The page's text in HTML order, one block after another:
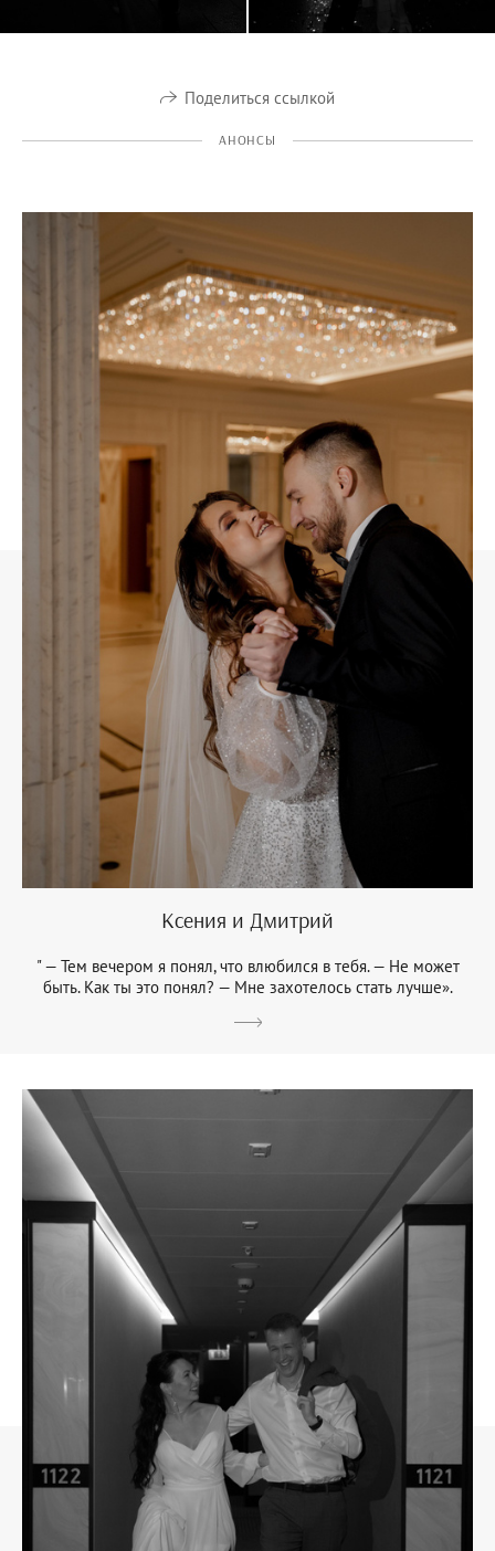
Поделиться ссылкой
АНОНСЫ
Ксения и Дмитрий
" — Тем вечером я понял, что влюбился в тебя. — Не может
быть. Как ты это понял? — Мне захотелось стать лучше».